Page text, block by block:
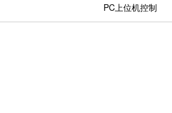
PC上位机控制